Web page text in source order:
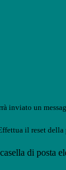
inviato un
il reset della
di posta